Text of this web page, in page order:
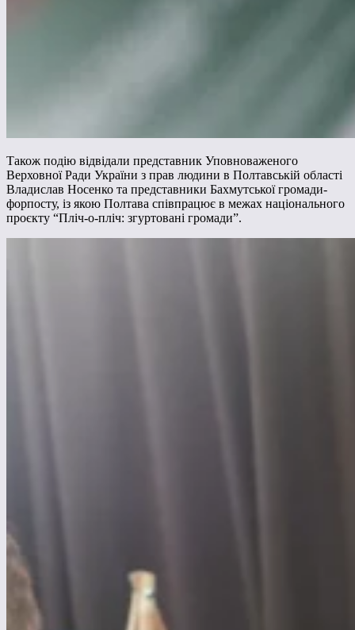
Також подію відвідали представник Уповноваженого
Верховної Ради України з прав людини в Полтавській області
Владислав Носенко та представники Бахмутської громади-
форпосту, із якою Полтава співпрацює в межах національного
проєкту “Пліч-о-пліч: згуртовані громади”.